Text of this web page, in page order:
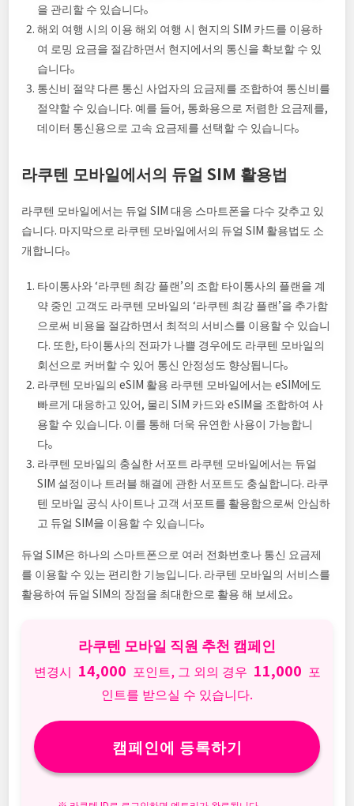
을 관리할 수 있습니다。
해외 여행 시의 이용 해외 여행 시 현지의 SIM 카드를 이용하
여 로밍 요금을 절감하면서 현지에서의 통신을 확보할 수 있
습니다。
통신비 절약 다른 통신 사업자의 요금제를 조합하여 통신비를
절약할 수 있습니다. 예를 들어, 통화용으로 저렴한 요금제를,
데이터 통신용으로 고속 요금제를 선택할 수 있습니다。
라쿠텐 모바일에서의 듀얼 SIM 활용법
라쿠텐 모바일에서는 듀얼 SIM 대응 스마트폰을 다수 갖추고 있
습니다. 마지막으로 라쿠텐 모바일에서의 듀얼 SIM 활용법도 소
개합니다。
타이통사와 ‘라쿠텐 최강 플랜’의 조합 타이통사의 플랜을 계
약 중인 고객도 라쿠텐 모바일의 ‘라쿠텐 최강 플랜’을 추가함
으로써 비용을 절감하면서 최적의 서비스를 이용할 수 있습니
다. 또한, 타이통사의 전파가 나쁠 경우에도 라쿠텐 모바일의
회선으로 커버할 수 있어 통신 안정성도 향상됩니다。
라쿠텐 모바일의 eSIM 활용 라쿠텐 모바일에서는 eSIM에도
빠르게 대응하고 있어, 물리 SIM 카드와 eSIM을 조합하여 사
용할 수 있습니다. 이를 통해 더욱 유연한 사용이 가능합니
다。
라쿠텐 모바일의 충실한 서포트 라쿠텐 모바일에서는 듀얼
SIM 설정이나 트러블 해결에 관한 서포트도 충실합니다. 라쿠
텐 모바일 공식 사이트나 고객 서포트를 활용함으로써 안심하
고 듀얼 SIM을 이용할 수 있습니다。
듀얼 SIM은 하나의 스마트폰으로 여러 전화번호나 통신 요금제
를 이용할 수 있는 편리한 기능입니다. 라쿠텐 모바일의 서비스를
활용하여 듀얼 SIM의 장점을 최대한으로 활용 해 보세요。
라쿠텐 모바일 직원 추천 캠페인
변경시 14,000 포인트, 그 외의 경우 11,000 포
인트를 받으실 수 있습니다.
캠페인에 등록하기